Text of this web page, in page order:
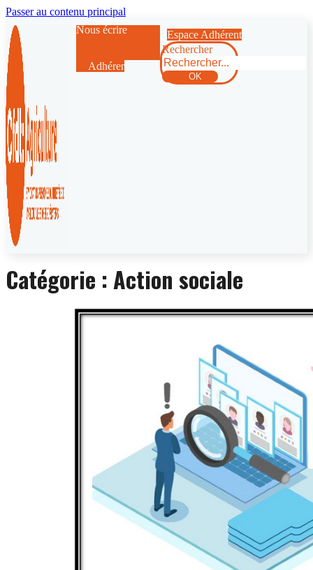
Passer au contenu principal
Nous écrire
Adhérer
Espace Adhérent
Rechercher
OK
Catégorie :Action sociale